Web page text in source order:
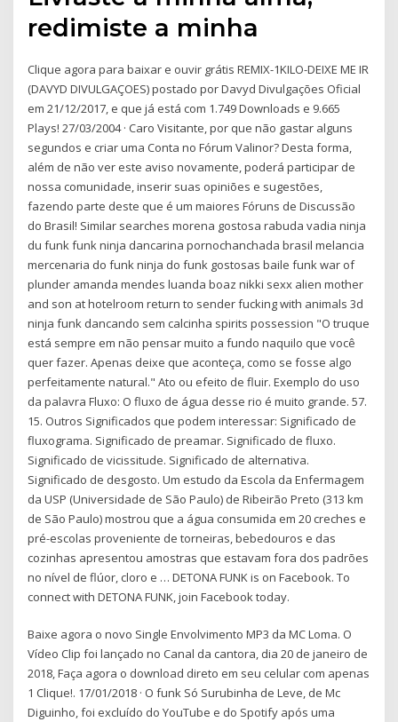
redimiste a minha
Clique agora para baixar e ouvir grátis REMIX-1KILO-DEIXE ME IR
(DAVYD DIVULGAÇOES) postado por Davyd Divulgações Oficial
em 21/12/2017, e que já está com 1.749 Downloads e 9.665
Plays! 27/03/2004 · Caro Visitante, por que não gastar alguns
segundos e criar uma Conta no Fórum Valinor? Desta forma,
além de não ver este aviso novamente, poderá participar de
nossa comunidade, inserir suas opiniões e sugestões,
fazendo parte deste que é um maiores Fóruns de Discussão
do Brasil! Similar searches morena gostosa rabuda vadia ninja
du funk funk ninja dancarina pornochanchada brasil melancia
mercenaria do funk ninja do funk gostosas baile funk war of
plunder amanda mendes luanda boaz nikki sexx alien mother
and son at hotelroom return to sender fucking with animals 3d
ninja funk dancando sem calcinha spirits possession "O truque
está sempre em não pensar muito a fundo naquilo que você
quer fazer. Apenas deixe que aconteça, como se fosse algo
perfeitamente natural." Ato ou efeito de fluir. Exemplo do uso
da palavra Fluxo: O fluxo de água desse rio é muito grande. 57.
15. Outros Significados que podem interessar: Significado de
fluxograma. Significado de preamar. Significado de fluxo.
Significado de vicissitude. Significado de alternativa.
Significado de desgosto. Um estudo da Escola da Enfermagem
da USP (Universidade de São Paulo) de Ribeirão Preto (313 km
de São Paulo) mostrou que a água consumida em 20 creches e
pré-escolas proveniente de torneiras, bebedouros e das
cozinhas apresentou amostras que estavam fora dos padrões
no nível de flúor, cloro e … DETONA FUNK is on Facebook. To
connect with DETONA FUNK, join Facebook today.
Baixe agora o novo Single Envolvimento MP3 da MC Loma. O
Vídeo Clip foi lançado no Canal da cantora, dia 20 de janeiro de
2018, Faça agora o download direto em seu celular com apenas
1 Clique!. 17/01/2018 · O funk Só Surubinha de Leve, de Mc
Diguinho, foi excluído do YouTube e do Spotify após uma